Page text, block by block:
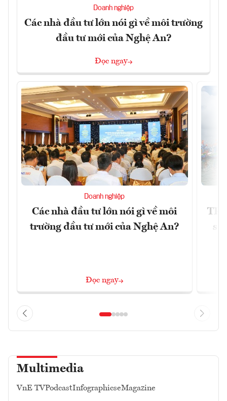
Doanh nghiệp
Các nhà đầu tư lớn nói gì về môi trường
đầu tư mới của Nghệ An?
Đọc ngay
Doanh nghiệp
Các nhà đầu tư lớn nói gì về môi
trường đầu tư mới của Nghệ An?
Đọc ngay
Multimedia
VnE TVPodcastInfographicseMagazine